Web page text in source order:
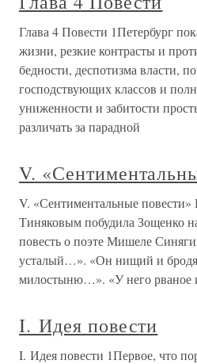
Глава 4 Повести 1Петербург
жизни, резкие контрасты и
бедности, деспотизма власти,
господствующих классов и
униженности и забитости
различать за парадной
V.
V. «Сентиментальные повести»
Тиняковым побудила Зощенко
повесть о поэте Мишеле
усталый…». «Он нищий и
милостыню…». «У него рваное
I. Идея повести
I. Идея повести 1Первое, что